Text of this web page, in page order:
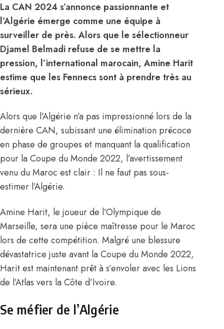
La CAN 2024 s’annonce passionnante et
l’Algérie émerge comme une équipe à
surveiller de près. Alors que le sélectionneur
Djamel Belmadi refuse de se mettre la
pression, l’international marocain, Amine Harit
estime que les Fennecs sont à prendre très au
sérieux.
Alors que l’Algérie n’a pas impressionné lors de la
dernière CAN, subissant une élimination précoce
en phase de groupes et manquant la qualification
pour la Coupe du Monde 2022, l’avertissement
venu du Maroc est clair : Il ne faut pas sous-
estimer l’Algérie.
Amine Harit, le joueur de l’Olympique de
Marseille, sera une pièce maîtresse pour le Maroc
lors de cette compétition. Malgré une blessure
dévastatrice juste avant la Coupe du Monde 2022,
Harit est maintenant prêt à s’envoler avec les Lions
de l’Atlas vers la Côte d’Ivoire.
Se méfier de l’Algérie